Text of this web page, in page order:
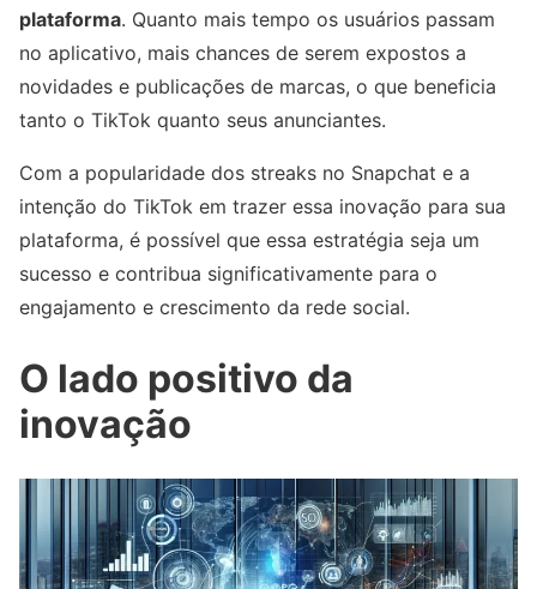
plataforma. Quanto mais tempo os usuários passam
no aplicativo, mais chances de serem expostos a
novidades e publicações de marcas, o que beneficia
tanto o TikTok quanto seus anunciantes.
Com a popularidade dos streaks no Snapchat e a
intenção do TikTok em trazer essa inovação para sua
plataforma, é possível que essa estratégia seja um
sucesso e contribua significativamente para o
engajamento e crescimento da rede social.
O lado positivo da
inovação